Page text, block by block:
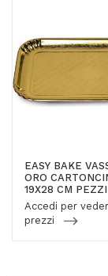
EASY BAKE
ORO
19X28 CM
Accedi per
prezzi